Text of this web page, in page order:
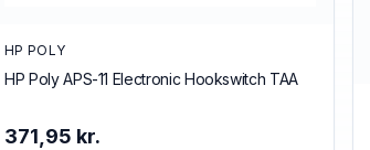
HP POLY
HP Poly APS-11 Electronic Hookswitch TAA
371,95 kr.